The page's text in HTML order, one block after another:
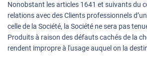
Nonobstant les articles 1641 et suivants du
relations avec des Clients professionnels
celle de la Société, la Société ne sera pas
Produits à raison des défauts cachés de la
rendent impropre à l'usage auquel on la